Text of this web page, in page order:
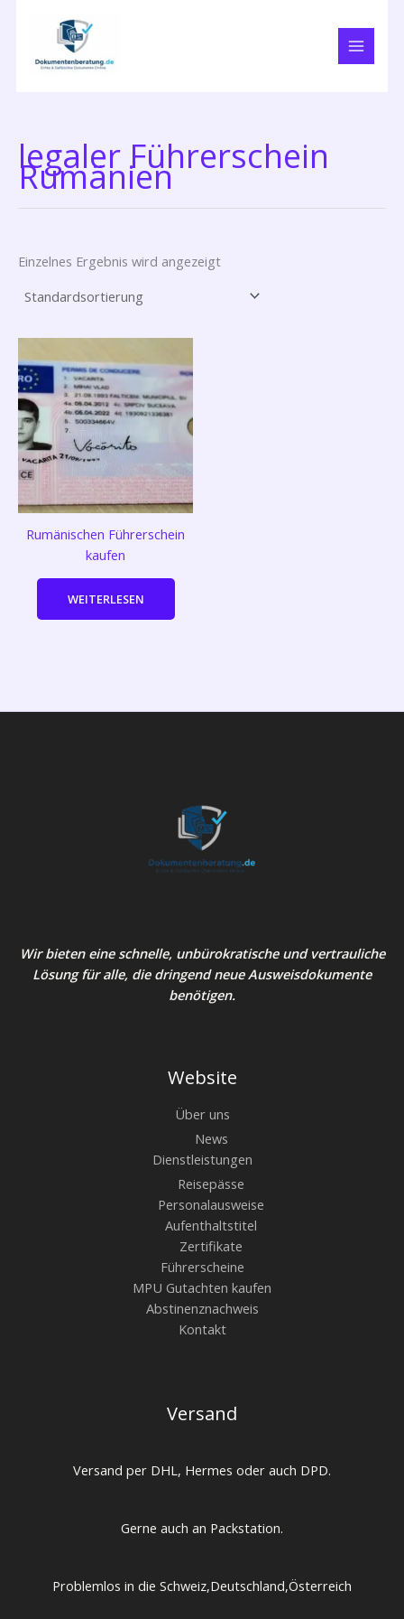
legaler Führerschein
Rumänien
Einzelnes Ergebnis wird angezeigt
Rumänischen Führerschein
kaufen
WEITERLESEN
Wir bieten eine schnelle, unbürokratische und vertrauliche
Lösung für alle, die dringend neue Ausweisdokumente
benötigen.
Website
Über uns
News
Dienstleistungen
Reisepässe
Personalausweise
Aufenthaltstitel
Zertifikate
Führerscheine
MPU Gutachten kaufen
Abstinenznachweis
Kontakt
Versand
Versand per DHL, Hermes oder auch DPD.
Gerne auch an Packstation.
Problemlos in die Schweiz,Deutschland,Österreich